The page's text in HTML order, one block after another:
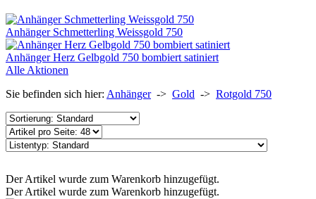
Anhänger Schmetterling Weissgold 750
Anhänger Herz Gelbgold 750 bombiert satiniert
Alle Aktionen
Sie befinden sich hier: Anhänger-> Gold -> Rotgold 750
Der Artikel wurde zum Warenkorb hinzugefügt.
Der Artikel wurde zum Warenkorb hinzugefügt.